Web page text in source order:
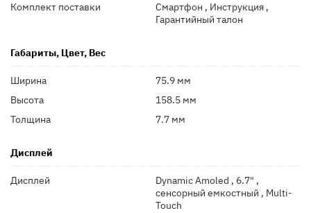
Комплект поставки
Смартфон , Инструкция ,
Гарантийный талон
Габариты, Цвет, Вес
Ширина
75.9 мм
Высота
158.5 мм
Толщина
7.7 мм
Дисплей
Дисплей
Dynamic Amoled , 6.7" ,
сенсорный емкостный , Multi-
Touch